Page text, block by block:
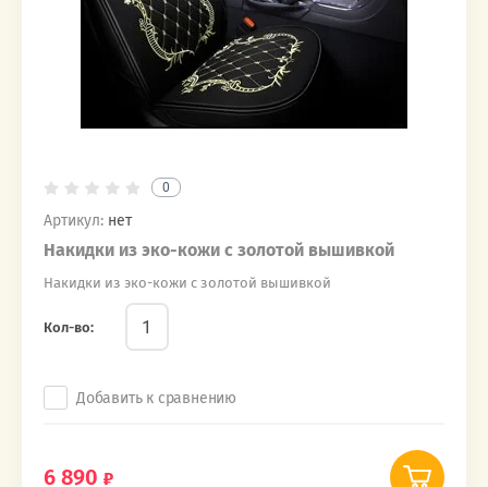
0
Артикул: нет
Накидки из эко-кожи с золотой вышивкой
Накидки из эко-кожи с золотой вышивкой
Кол-во:
Добавить к сравнению
6 890